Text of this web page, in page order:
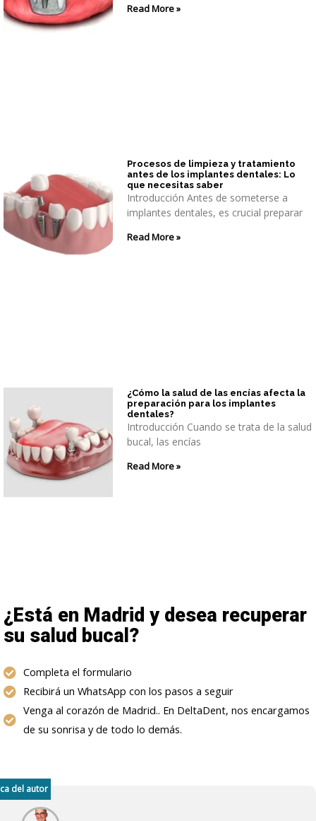
Read More »
Procesos de limpieza y tratamiento
antes de los implantes dentales: Lo
que necesitas saber
Introducción Antes de someterse a
implantes dentales, es crucial preparar
Read More »
¿Cómo la salud de las encías afecta la
preparación para los implantes
dentales?
Introducción Cuando se trata de la salud
bucal, las encías
Read More »
¿Está en Madrid y desea recuperar
su salud bucal?
Completa el formulario
Recibirá un WhatsApp con los pasos a seguir
Venga al corazón de Madrid.. En DeltaDent, nos encargamos
de su sonrisa y de todo lo demás.
del autor